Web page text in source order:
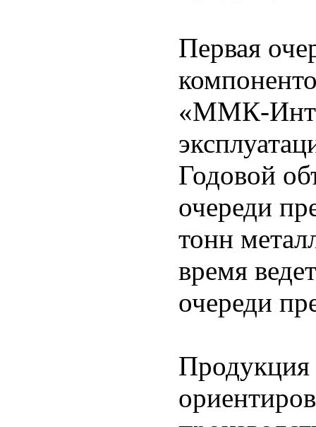
Первая
«ММК-
Годовой
очереди
тонн
время
очереди